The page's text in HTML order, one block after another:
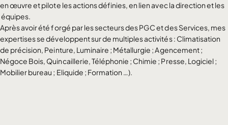
en œuvre et pilote les actions définies, en lien avec la direction et les
équipes.
Après avoir été forgé par les secteurs des PGC et des Services, mes
expertises se développent sur de multiples activités : Climatisation
de précision, Peinture, Luminaire ; Métallurgie ; Agencement ;
Négoce Bois, Quincaillerie, Téléphonie ; Chimie ; Presse, Logiciel ;
Mobilier bureau ; Eliquide ; Formation …).